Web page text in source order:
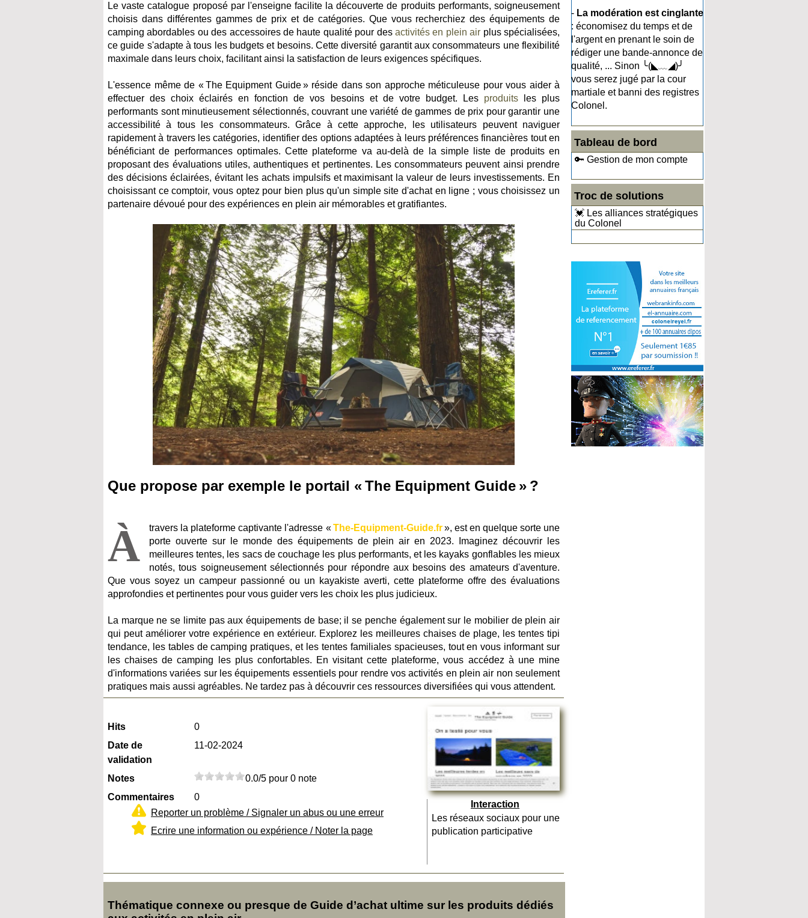
- La modération est cinglante
: économisez du temps et de
l'argent en prenant le soin de
rédiger une bande-annonce de
qualité, ... Sinon ╰(◣﹏◢)╯
vous serez jugé par la cour
martiale et banni des registres
Colonel.
Tableau de bord
🔑 Gestion de mon compte
Troc de solutions
💓 Les alliances stratégiques
du Colonel
Le vaste catalogue proposé par l'enseigne facilite la découverte de produits performants, soigneusement
choisis dans différentes gammes de prix et de catégories. Que vous recherchiez des équipements de
camping abordables ou des accessoires de haute qualité pour des activités en plein air plus spécialisées,
ce guide s'adapte à tous les budgets et besoins. Cette diversité garantit aux consommateurs une flexibilité
maximale dans leurs choix, facilitant ainsi la satisfaction de leurs exigences spécifiques.
L'essence même de « The Equipment Guide » réside dans son approche méticuleuse pour vous aider à
effectuer des choix éclairés en fonction de vos besoins et de votre budget. Les produitsles plus
performants sont minutieusement sélectionnés, couvrant une variété de gammes de prix pour garantir une
accessibilité à tous les consommateurs. Grâce à cette approche, les utilisateurs peuvent naviguer
rapidement à travers les catégories, identifier des options adaptées à leurs préférences financières tout en
bénéficiant de performances optimales. Cette plateforme va au-delà de la simple liste de produits en
proposant des évaluations utiles, authentiques et pertinentes. Les consommateurs peuvent ainsi prendre
des décisions éclairées, évitant les achats impulsifs et maximisant la valeur de leurs investissements. En
choisissant ce comptoir, vous optez pour bien plus qu'un simple site d'achat en ligne ; vous choisissez un
partenaire dévoué pour des expériences en plein air mémorables et gratifiantes.
Que propose par exemple le portail « The Equipment Guide » ?
À travers la plateforme captivante l'adresse «The-Equipment-Guide.fr», est en quelque sorte une
porte ouverte sur le monde des équipements de plein air en 2023. Imaginez découvrir les
meilleures tentes, les sacs de couchage les plus performants, et les kayaks gonflables les mieux
notés, tous soigneusement sélectionnés pour répondre aux besoins des amateurs d'aventure.
Que vous soyez un campeur passionné ou un kayakiste averti, cette plateforme offre des évaluations
approfondies et pertinentes pour vous guider vers les choix les plus judicieux.
La marque ne se limite pas aux équipements de base; il se penche également sur le mobilier de plein air
qui peut améliorer votre expérience en extérieur. Explorez les meilleures chaises de plage, les tentes tipi
tendance, les tables de camping pratiques, et les tentes familiales spacieuses, tout en vous informant sur
les chaises de camping les plus confortables. En visitant cette plateforme, vous accédez à une mine
d'informations variées sur les équipements essentiels pour rendre vos activités en plein air non seulement
pratiques mais aussi agréables. Ne tardez pas à découvrir ces ressources diversifiées qui vous attendent.
Hits
0
Date de
validation
11-02-2024
Notes
0.0/5 pour 0 note
Commentaires
0
Reporter un problème / Signaler un abus ou une erreur
Ecrire une information ou expérience / Noter la page
Interaction
Les réseaux sociaux pour une
publication participative
Thématique connexe ou presque de Guide d’achat ultime sur les produits dédiés